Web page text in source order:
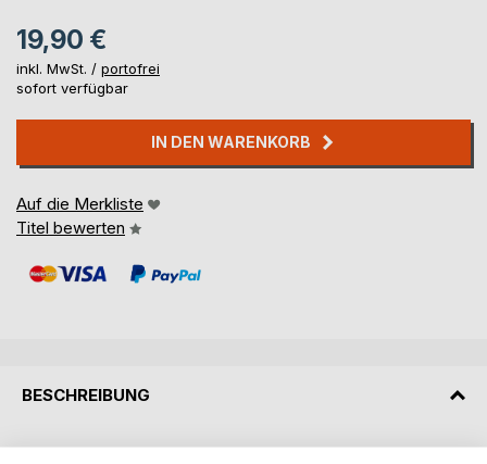
19,90 €
inkl. MwSt. / portofrei
sofort verfügbar
IN DEN WARENKORB
Auf die Merkliste
Titel bewerten
BESCHREIBUNG